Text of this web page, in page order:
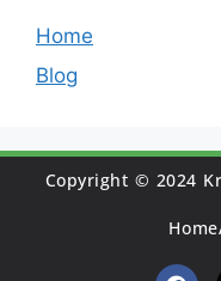
Home
Blog
Copyright © 2024
Home